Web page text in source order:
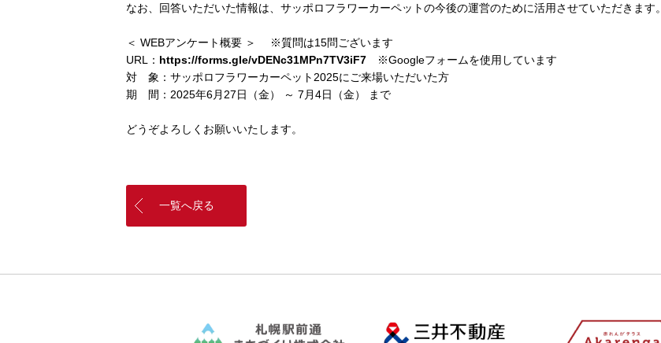
なお、回答いただいた情報は、サッポロフラワーカーペットの今後の運営のために活用させていただきます。
＜ WEBアンケート概要 ＞ ※質問は15問ございます
URL： https://forms.gle/vDENc31MPn7TV3iF7 ※Googleフォームを使用しています
対 象：サッポロフラワーカーペット2025にご来場いただいた方
期 間：2025年6月27日（金） ～ 7月4日（金） まで
どうぞよろしくお願いいたします。
一覧へ戻る